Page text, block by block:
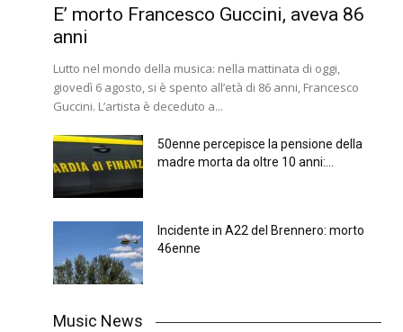
E’ morto Francesco Guccini, aveva 86
anni
Lutto nel mondo della musica: nella mattinata di oggi,
giovedì 6 agosto, si è spento all’età di 86 anni, Francesco
Guccini. L’artista è deceduto a...
50enne percepisce la pensione della
madre morta da oltre 10 anni:...
Incidente in A22 del Brennero: morto
46enne
Music News